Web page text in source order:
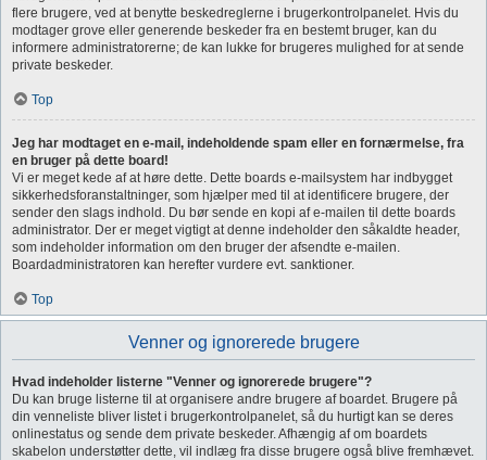
flere brugere, ved at benytte beskedreglerne i brugerkontrolpanelet. Hvis du
modtager grove eller generende beskeder fra en bestemt bruger, kan du
informere administratorerne; de kan lukke for brugeres mulighed for at sende
private beskeder.
Top
Jeg har modtaget en e-mail, indeholdende spam eller en fornærmelse, fra
en bruger på dette board!
Vi er meget kede af at høre dette. Dette boards e-mailsystem har indbygget
sikkerhedsforanstaltninger, som hjælper med til at identificere brugere, der
sender den slags indhold. Du bør sende en kopi af e-mailen til dette boards
administrator. Der er meget vigtigt at denne indeholder den såkaldte header,
som indeholder information om den bruger der afsendte e-mailen.
Boardadministratoren kan herefter vurdere evt. sanktioner.
Top
Venner og ignorerede brugere
Hvad indeholder listerne "Venner og ignorerede brugere"?
Du kan bruge listerne til at organisere andre brugere af boardet. Brugere på
din venneliste bliver listet i brugerkontrolpanelet, så du hurtigt kan se deres
onlinestatus og sende dem private beskeder. Afhængig af om boardets
skabelon understøtter dette, vil indlæg fra disse brugere også blive fremhævet.